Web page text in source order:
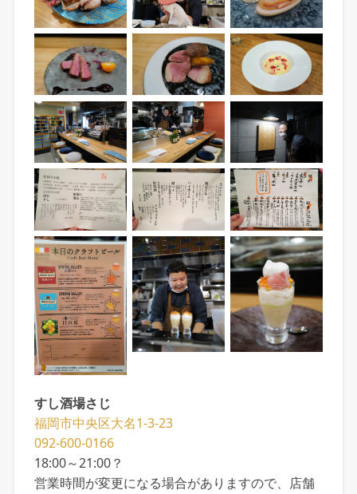
すし酒場さじ
福岡市中央区大名1-3-23
092-600-0166
18:00～21:00？
営業時間が変更になる場合がありますので、店舗